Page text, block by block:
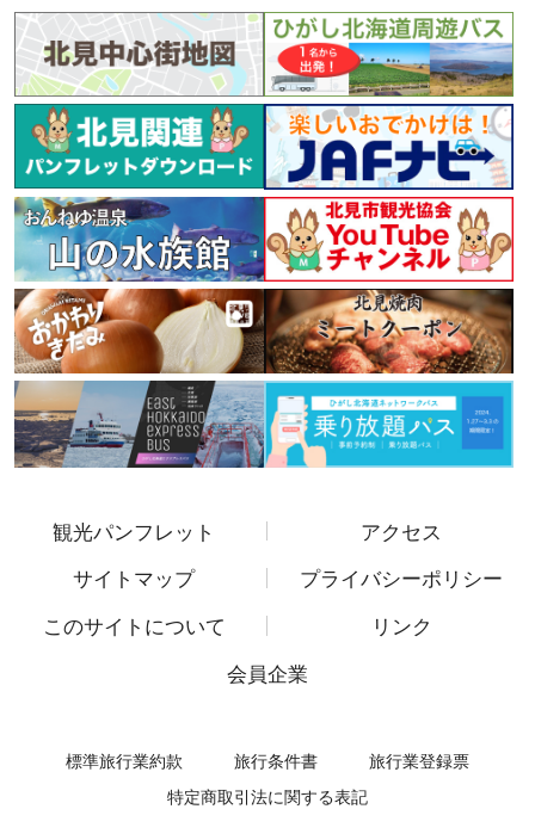
観光パンフレット
アクセス
サイトマップ
プライバシーポリシー
このサイトについて
リンク
会員企業
標準旅行業約款 旅行条件書
旅行業登録票
特定商取引法に関する表記